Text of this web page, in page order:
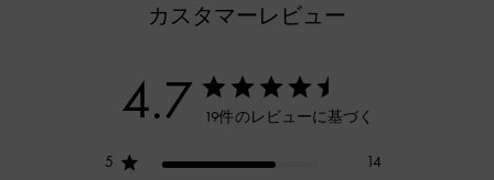
カスタマーレビュー
4.7 19件のレビューに基づく
5
14